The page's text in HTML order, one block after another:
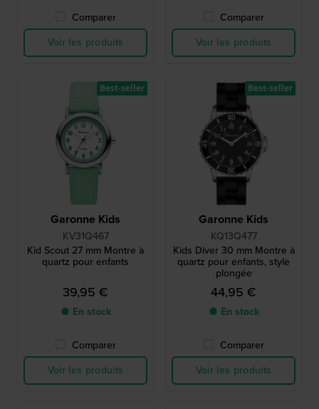
Comparer
Voir les produits
Comparer
Voir les produits
Garonne Kids
KV31Q467
Kid Scout 27 mm Montre à
quartz pour enfants
39,95 €
● En stock
Comparer
Voir les produits
Best-seller
Garonne Kids
KQ13Q477
Kids Diver 30 mm Montre à
quartz pour enfants, style
plongée
44,95 €
● En stock
Comparer
Voir les produits
Best-seller